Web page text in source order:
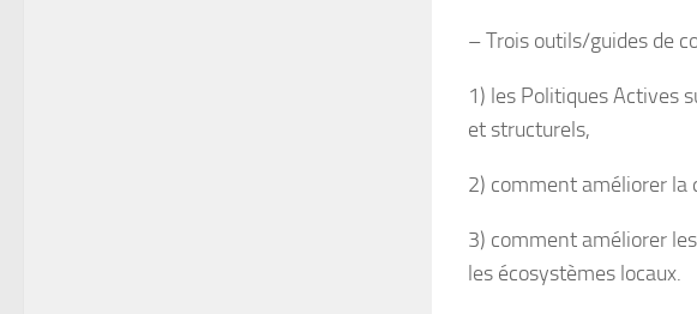
– Trois outils/guides de
1) les Politiques Actives
et structurels,
2) comment améliorer la
3) comment améliorer
les écosystèmes locaux.